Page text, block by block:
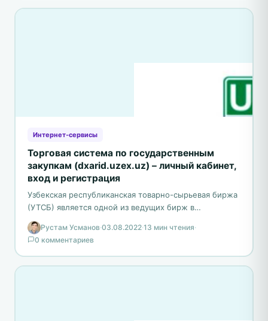
Интернет-сервисы
Торговая система по государственным
закупкам (dxarid.uzex.uz) – личный кабинет,
вход и регистрация
Узбекская республиканская товарно-сырьевая биржа
(УТСБ) является одной из ведущих бирж в
Центральной Азии и динамично развивающейся
товарной биржей в странах СНГ. Биржа…
Рустам Усманов·03.08.2022·13 мин чтения·
0 комментариев